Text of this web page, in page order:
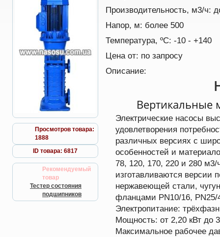
Просмотров товара:
1888
ID товара: 6817
Рекомендуемый
товар
Тестер состояния
подшипников
Производительность, м3/ч:
Напор, м: более 500
Температура, ºС: -10 - +140
Цена от: по запросу
Описание:
Вертикальные
Электрические насосы
удовлетворения
различных версиях с
особенностей и
78, 120, 170, 220 и 280
изготавливаются версии
нержавеющей стали,
фланцами PN10/16,
Электропитание:
Мощность: от 2,20 кВт до
Максимальное рабочее